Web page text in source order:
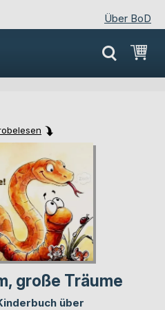
Über BoD
to
the
end
of
the
images
gallery
to
the
beginning
of
the
images
gallery
große Träume
über